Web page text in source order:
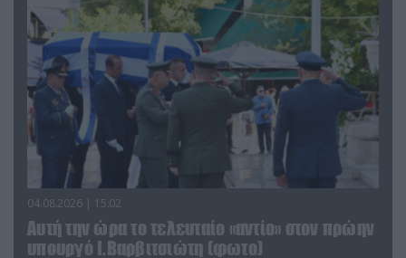
04.08.2026 | 15:02
Αυτή την ώρα το τελευταίο «αντίο» στον πρώην
υπουργό Ι.Βαρβιτσιώτη (φωτο)